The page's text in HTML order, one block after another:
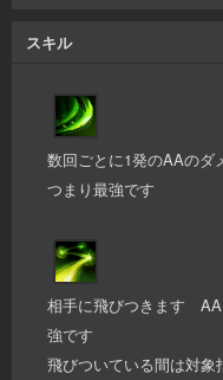
スキル
数回ごとに1発のAAの
つまり最強です
相手に飛びつきます
強です
飛びついている間は対象